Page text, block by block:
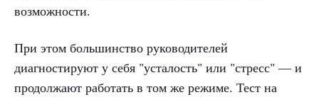
возможности.
При этом большинство руководителей
диагностируют у себя "усталость" или "стресс" — и
продолжают работать в том же режиме. Тест на